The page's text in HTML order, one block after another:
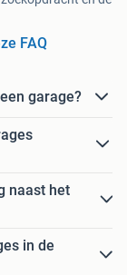
FAQ
garage?
naast het
in de